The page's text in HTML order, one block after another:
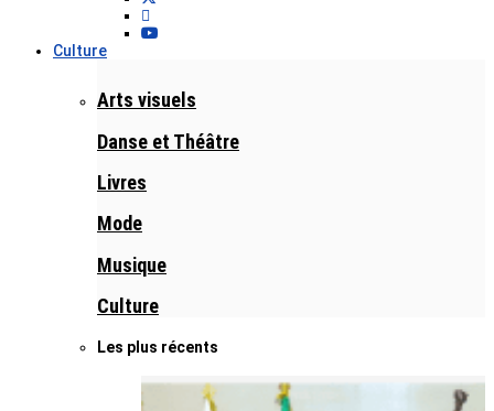
Culture
Arts visuels
Danse et Théâtre
Livres
Mode
Musique
Culture
Les plus récents